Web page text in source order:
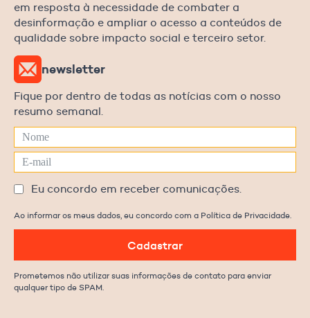
em resposta à necessidade de combater a
desinformação e ampliar o acesso a conteúdos de
qualidade sobre impacto social e terceiro setor.
newsletter
Fique por dentro de todas as notícias com o nosso
resumo semanal.
Eu concordo em receber comunicações.
Ao informar os meus dados, eu concordo com a Política de Privacidade.
Cadastrar
Prometemos não utilizar suas informações de contato para enviar
qualquer tipo de SPAM.